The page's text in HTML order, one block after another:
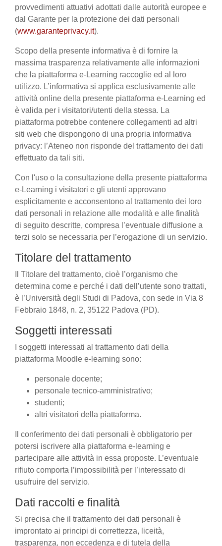
provvedimenti attuativi adottati dalle autorità europee e
dal Garante per la protezione dei dati personali
(www.garanteprivacy.it).
Scopo della presente informativa è di fornire la
massima trasparenza relativamente alle informazioni
che la piattaforma e-Learning raccoglie ed al loro
utilizzo. L’informativa si applica esclusivamente alle
attività online della presente piattaforma e-Learning ed
è valida per i visitatori/utenti della stessa. La
piattaforma potrebbe contenere collegamenti ad altri
siti web che dispongono di una propria informativa
privacy: l’Ateneo non risponde del trattamento dei dati
effettuato da tali siti.
Con l'uso o la consultazione della presente piattaforma
e-Learning i visitatori e gli utenti approvano
esplicitamente e acconsentono al trattamento dei loro
dati personali in relazione alle modalità e alle finalità
di seguito descritte, compresa l’eventuale diffusione a
terzi solo se necessaria per l’erogazione di un servizio.
Titolare del trattamento
Il Titolare del trattamento, cioè l’organismo che
determina come e perché i dati dell’utente sono trattati,
è l’Università degli Studi di Padova, con sede in Via 8
Febbraio 1848, n. 2, 35122 Padova (PD).
Soggetti interessati
I soggetti interessati al trattamento dati della
piattaforma Moodle e-learning sono:
personale docente;
personale tecnico-amministrativo;
studenti;
altri visitatori della piattaforma.
Il conferimento dei dati personali è obbligatorio per
potersi iscrivere alla piattaforma e-learning e
partecipare alle attività in essa proposte. L’eventuale
rifiuto comporta l’impossibilità per l’interessato di
usufruire del servizio.
Dati raccolti e finalità
Si precisa che il trattamento dei dati personali è
improntato ai principi di correttezza, liceità,
trasparenza, non eccedenza e di tutela della